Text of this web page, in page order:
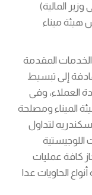
المالية)
هيئة ميناء
الخدمات المقدمة
إلى تبسيط
العملاء، وفى
الميناء ومصلحة
لتداول
اللوجيستية
كافة عمليات
الحاويات عدا